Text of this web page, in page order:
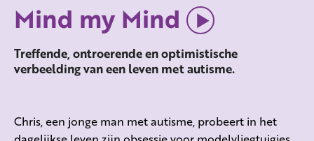
Mind my Mind
Treffende, ontroerende en optimistische
verbeelding van een leven met autisme.
Chris, een jonge man met autisme, probeert in het